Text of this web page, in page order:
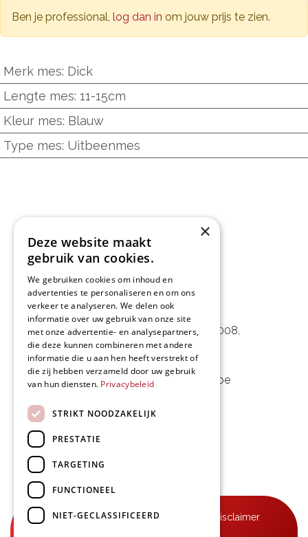
Ben je professional, log dan in om jouw prijs te zien.
Merk mes: Dick
Lengte mes: 11-15cm
Kleur mes: Blauw
Type mes: Uitbeenmes
L&D Foodpartner BV
Noorwegenstraat 29D, Haven 8008,
9940 Evergem, BE
09 253 49 57 - mail@delmo.be
© Delmo 2026-Privacyverklaring
Disclaimer
×
Deze website maakt
gebruik van cookies.
We gebruiken cookies om inhoud en
advertenties te personaliseren en om ons
verkeer te analyseren. We delen ook
informatie over uw gebruik van onze site
met onze advertentie- en analysepartners,
die deze kunnen combineren met andere
informatie die u aan hen heeft verstrekt of
die zij hebben verzameld door uw gebruik
van hun diensten. Privacybeleid
STRIKT NOODZAKELIJK
PRESTATIE
TARGETING
FUNCTIONEEL
NIET-GECLASSIFICEERD